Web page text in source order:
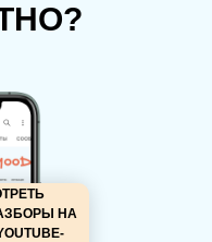
НА